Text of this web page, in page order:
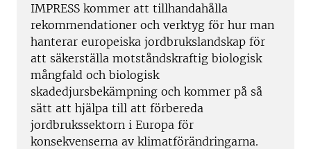
IMPRESS kommer att tillhandahålla
rekommendationer och verktyg för hur man
hanterar europeiska jordbrukslandskap för
att säkerställa motståndskraftig biologisk
mångfald och biologisk
skadedjursbekämpning och kommer på så
sätt att hjälpa till att förbereda
jordbrukssektorn i Europa för
konsekvenserna av klimatförändringarna.